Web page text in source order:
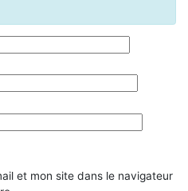
et mon site dans le navigateur